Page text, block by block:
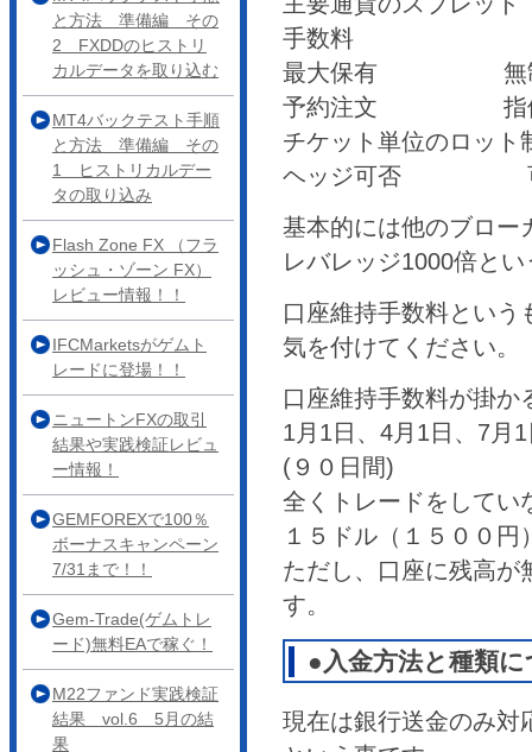
手数料
最大保有 無
予約注文 指値
チケット単位の
ヘッジ可
基本的には他のブロー
レバレッジ1000倍と
口座維持手数料という
気を付けてください。
口座維持手数料が掛か
1月1日、4月1日、7月
(９０日間)
全くトレードをしてい
１５ドル（１５００
ただし、口座に残高が
す。
●入金方法と種類
現在は銀行送金のみ対
と方法 準備編 その
2 FXDDのヒストリ
カルデータを取り込む
MT4バックテスト手順
と方法 準備編 その
1 ヒストリカルデー
タの取り込み
Flash Zone FX （フラ
ッシュ・ゾーン FX）
レビュー情報！！
IFCMarketsがゲムト
レードに登場！！
ニュートンFXの取引
結果や実践検証レビュ
ー情報！
GEMFOREXで100％
ボーナスキャンペーン
7/31まで！！
Gem-Trade(ゲムトレ
ード)無料EAで稼ぐ！
M22ファンド実践検証
結果 vol.6 5月の結
果